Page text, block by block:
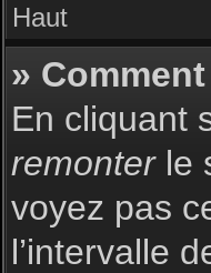
Haut
»
En cliquant
remonterle
voyez pas
l’intervalle